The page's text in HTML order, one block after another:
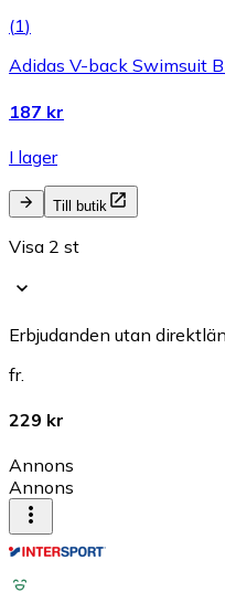
(1)
Adidas V-back Swimsuit
187 kr
I lager
Till butik
Visa 2 st
Erbjudanden utan
fr.
229 kr
Annons
Annons